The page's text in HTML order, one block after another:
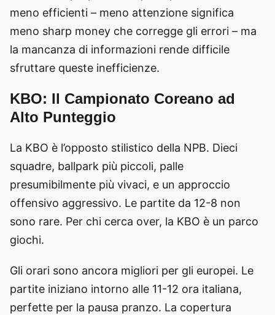
meno efficienti – meno attenzione significa
meno sharp money che corregge gli errori – ma
la mancanza di informazioni rende difficile
sfruttare queste inefficienze.
KBO: Il Campionato Coreano ad
Alto Punteggio
La KBO è l’opposto stilistico della NPB. Dieci
squadre, ballpark più piccoli, palle
presumibilmente più vivaci, e un approccio
offensivo aggressivo. Le partite da 12-8 non
sono rare. Per chi cerca over, la KBO è un parco
giochi.
Gli orari sono ancora migliori per gli europei. Le
partite iniziano intorno alle 11-12 ora italiana,
perfette per la pausa pranzo. La copertura